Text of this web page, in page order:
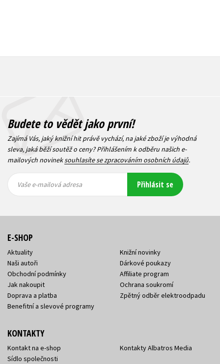
Budete to vědět jako první!
Zajímá Vás, jaký knižní hit právě vychází, na jaké zboží je výhodná
sleva, jaká běží soutěž o ceny? Přihlášením k odběru našich e-
mailových novineksouhlasíte se zpracováním osobních údajů.
mailová
mailová
Vaše e-mailová adresa Přihlásit se
E-SHOP
Aktuality
Naši autoři
Obchodní podmínky
Jak nakoupit
Doprava a platba
Benefitní a slevové programy
Knižní novinky
Dárkové poukazy
Affiliate program
Ochrana soukromí
Zpětný odběr elektroodpadu
KONTAKTY
Kontakt na e-shop
Sídlo společnosti
Kontakty Albatros Media